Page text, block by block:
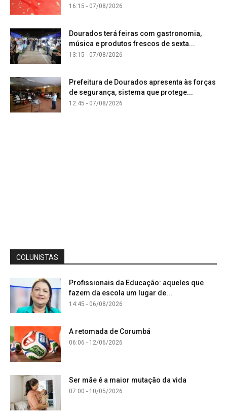
16:15 - 07/08/2026
Dourados terá feiras com gastronomia,
música e produtos frescos de sexta...
13:15 - 07/08/2026
Prefeitura de Dourados apresenta às forças
de segurança, sistema que protege...
12:45 - 07/08/2026
COLUNISTAS
Profissionais da Educação: aqueles que
fazem da escola um lugar de...
14:45 - 06/08/2026
A retomada de Corumbá
06:06 - 12/06/2026
Ser mãe é a maior mutação da vida
07:00 - 10/05/2026